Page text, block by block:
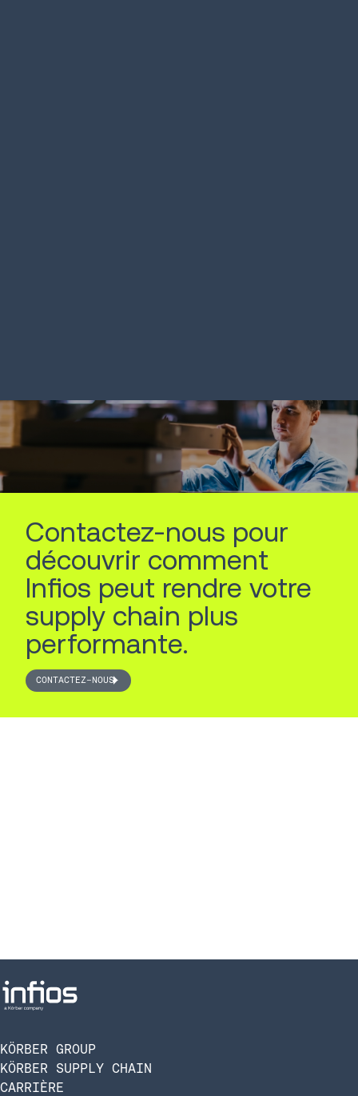
LIRE LA SUITE LIRE LA SUITE
Contactez-nous pour
découvrir comment
Infios peut rendre votre
supply chain plus
performante.
CONTACTEZ-NOUS
KÖRBER GROUP
KÖRBER SUPPLY CHAIN
CARRIÈRE